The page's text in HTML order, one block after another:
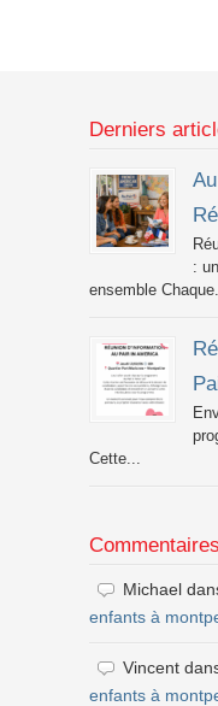
Derniers
:
ensemble
Cette...
Michael
enfants à
Vincent
enfants à